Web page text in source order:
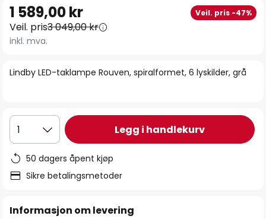
begynnelsen
av
Lindby LED-taklampe Rouven, spiralformet, 6 lyskilder, grå
1 589,00 kr Veil. pris -47%
Veil. pris3 049,00 kr
inkl. mva.
1 Legg i handlekurv
50 dagers åpent kjøp
Sikre betalingsmetoder
Informasjon om levering